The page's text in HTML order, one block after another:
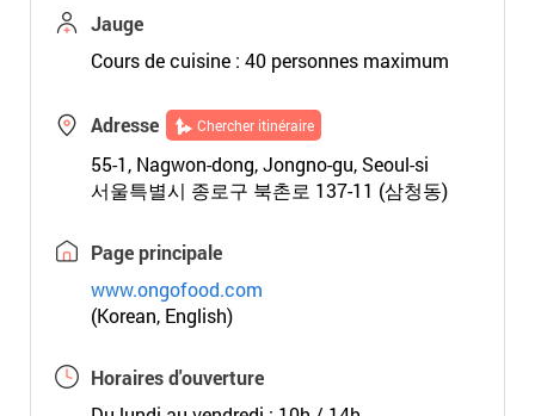
Jauge
Cours de cuisine : 40 personnes maximum
Adresse Chercher itinéraire
55-1, Nagwon-dong, Jongno-gu, Seoul-si
서울특별시 종로구 북촌로 137-11 (삼청동)
Page principale
www.ongofood.com
(Korean, English)
Horaires d'ouverture